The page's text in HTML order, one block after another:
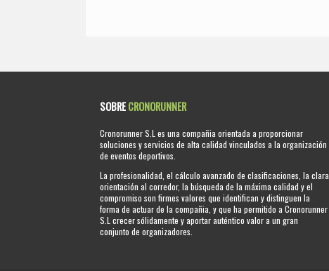
SOBRECRONORUNNER
Cronorunner S.L es una compañia orientada a proporcionar
soluciones y servicios de alta calidad vinculados a la organización
de eventos deportivos.
La profesionalidad, el cálculo avanzado de clasificaciones, la clara
orientación al corredor, la búsqueda de la máxima calidad y el
compromiso son firmes valores que identifican y distinguen la
forma de actuar de la compañia, y que ha permitido a Cronorunner
S.L crecer sólidamente y aportar auténtico valor a un gran
conjunto de organizadores.